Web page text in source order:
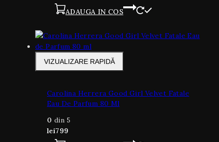
ADAUGA IN COS
VIZUALIZARE RAPIDĂ
Carolina Herrera Good Girl Velvet Fatale
Eau De Parfum 80 Ml
0 din 5
lei799